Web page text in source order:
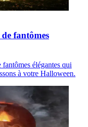
fantômes
élégantes qui
à votre Halloween.